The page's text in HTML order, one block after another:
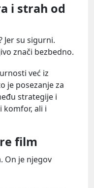
i strah od
Jer su sigurni.
znači bezbedno.
već iz
je posezanje za
strategije i
komfor, ali i
film
On je njegov